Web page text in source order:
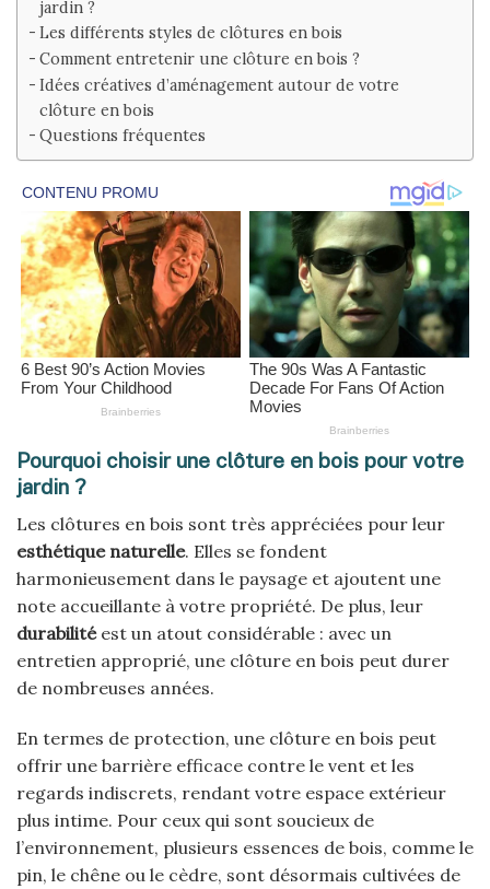
jardin ?
Les différents styles de clôtures en bois
Comment entretenir une clôture en bois ?
Idées créatives d’aménagement autour de votre
clôture en bois
Questions fréquentes
Pourquoi choisir une clôture en bois pour votre
jardin ?
Les clôtures en bois sont très appréciées pour leur
esthétique naturelle. Elles se fondent
harmonieusement dans le paysage et ajoutent une
note accueillante à votre propriété. De plus, leur
durabilitéest un atout considérable : avec un
entretien approprié, une clôture en bois peut durer
de nombreuses années.
En termes de protection, une clôture en bois peut
offrir une barrière efficace contre le vent et les
regards indiscrets, rendant votre espace extérieur
plus intime. Pour ceux qui sont soucieux de
l’environnement, plusieurs essences de bois, comme le
pin, le chêne ou le cèdre, sont désormais cultivées de